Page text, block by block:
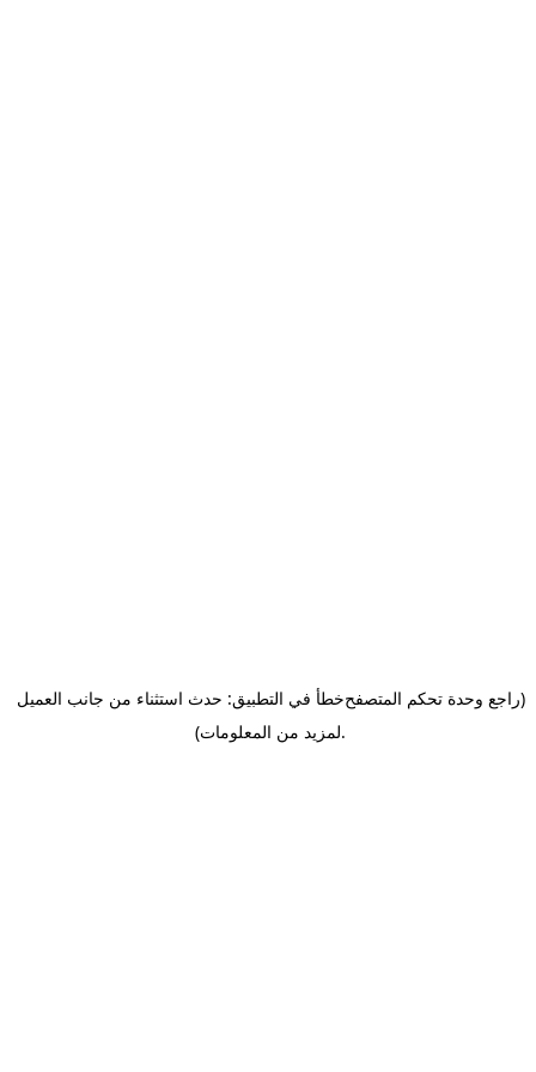
خطأ في التطبيق: حدث استثناء من جانب العميل(راجع وحدة تحكم المتصفح
لمزيد من المعلومات).